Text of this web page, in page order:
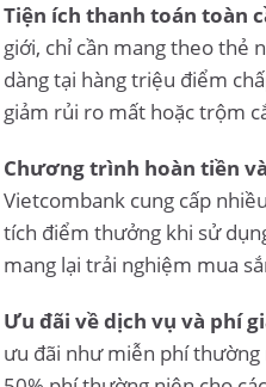
Tiện ích thanh toán toàn
giới, chỉ cần mang theo thẻ
dàng tại hàng triệu điểm
giảm rủi ro mất hoặc trộm
Chương trình hoàn tiền
Vietcombank cung cấp
tích điểm thưởng khi sử
mang lại trải nghiệm mua
Ưu đãi về dịch vụ và phí
ưu đãi như miễn phí